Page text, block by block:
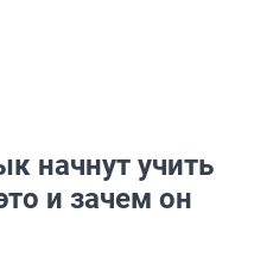
начнут учить
и зачем он